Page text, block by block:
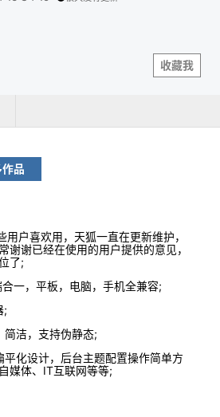
收藏我
品
用户喜欢用，天狐一直在更新维护，
谢谢已经在使用的用户提供的意见，
了;
一，平板，电脑，手机全兼容;
;
简洁，支持伪静态;
平化设计，后台主题配置操作简单方
媒体、IT互联网等等;